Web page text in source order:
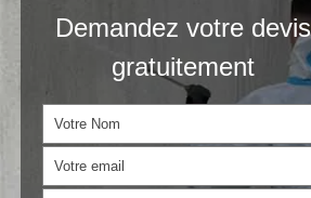
Demandez votre devis
gratuitement